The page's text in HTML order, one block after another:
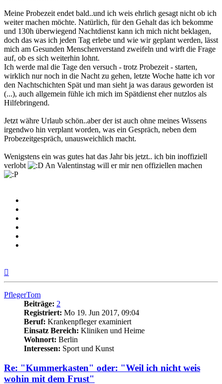
Meine Probezeit endet bald..und ich weis ehrlich gesagt nicht ob ich
weiter machen möchte. Natürlich, für den Gehalt das ich bekomme
und 130h überwiegend Nachtdienst kann ich mich nicht beklagen,
doch das was ich jeden Tag erlebe und wie wir geplant werden, lässt
mich am Gesunden Menschenverstand zweifeln und wirft die Frage
auf, ob es sich weiterhin lohnt.
Ich werde mal die Tage den versuch - trotz Probezeit - starten,
wirklich nur noch in die Nacht zu gehen, letzte Woche hatte ich vor
den Nachtschichten Spät und man sieht ja was daraus geworden ist
(...), auch allgemein fühle ich mich im Spätdienst eher nutzlos als
Hilfebringend.
Jetzt währe Urlaub schön..aber der ist auch ohne meines Wissens
irgendwo hin verplant worden, was ein Gespräch, neben dem
Probezeitgespräch, unausweichlich macht.
Wenigstens ein was gutes hat das Jahr bis jetzt.. ich bin inoffiziell
verlobt
An Valentinstag will er mir nen offiziellen machen
PflegerTom
Beiträge: 2
Registriert: Mo 19. Jun 2017, 09:04
Beruf: Krankenpfleger examiniert
Einsatz Bereich: Kliniken und Heime
Wohnort: Berlin
Interessen: Sport und Kunst
Re: "Kummerkasten" oder: "Weil ich nicht weis
wohin mit dem Frust"